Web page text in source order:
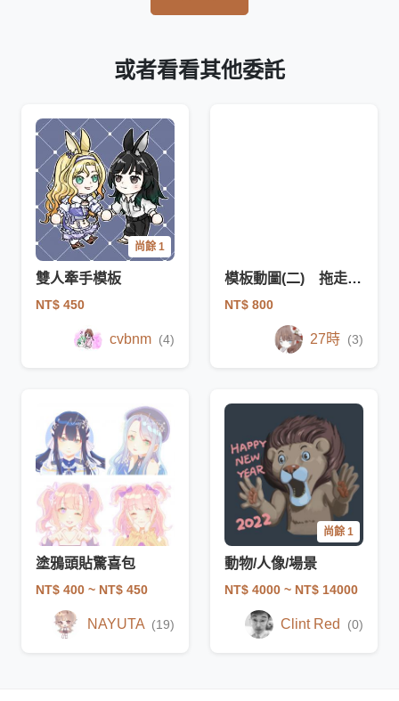
或者看看其他委託
尚餘 1
雙人牽手模板
NT$ 450
cvbnm (4)
模板動圖(二) 拖走／I'll be back／直笛
NT$ 800
27時 (3)
塗鴉頭貼驚喜包
NT$ 400 ~ NT$ 450
NAYUTA (19)
尚餘 1
動物/人像/場景
NT$ 4000 ~ NT$ 14000
Clint Red (0)